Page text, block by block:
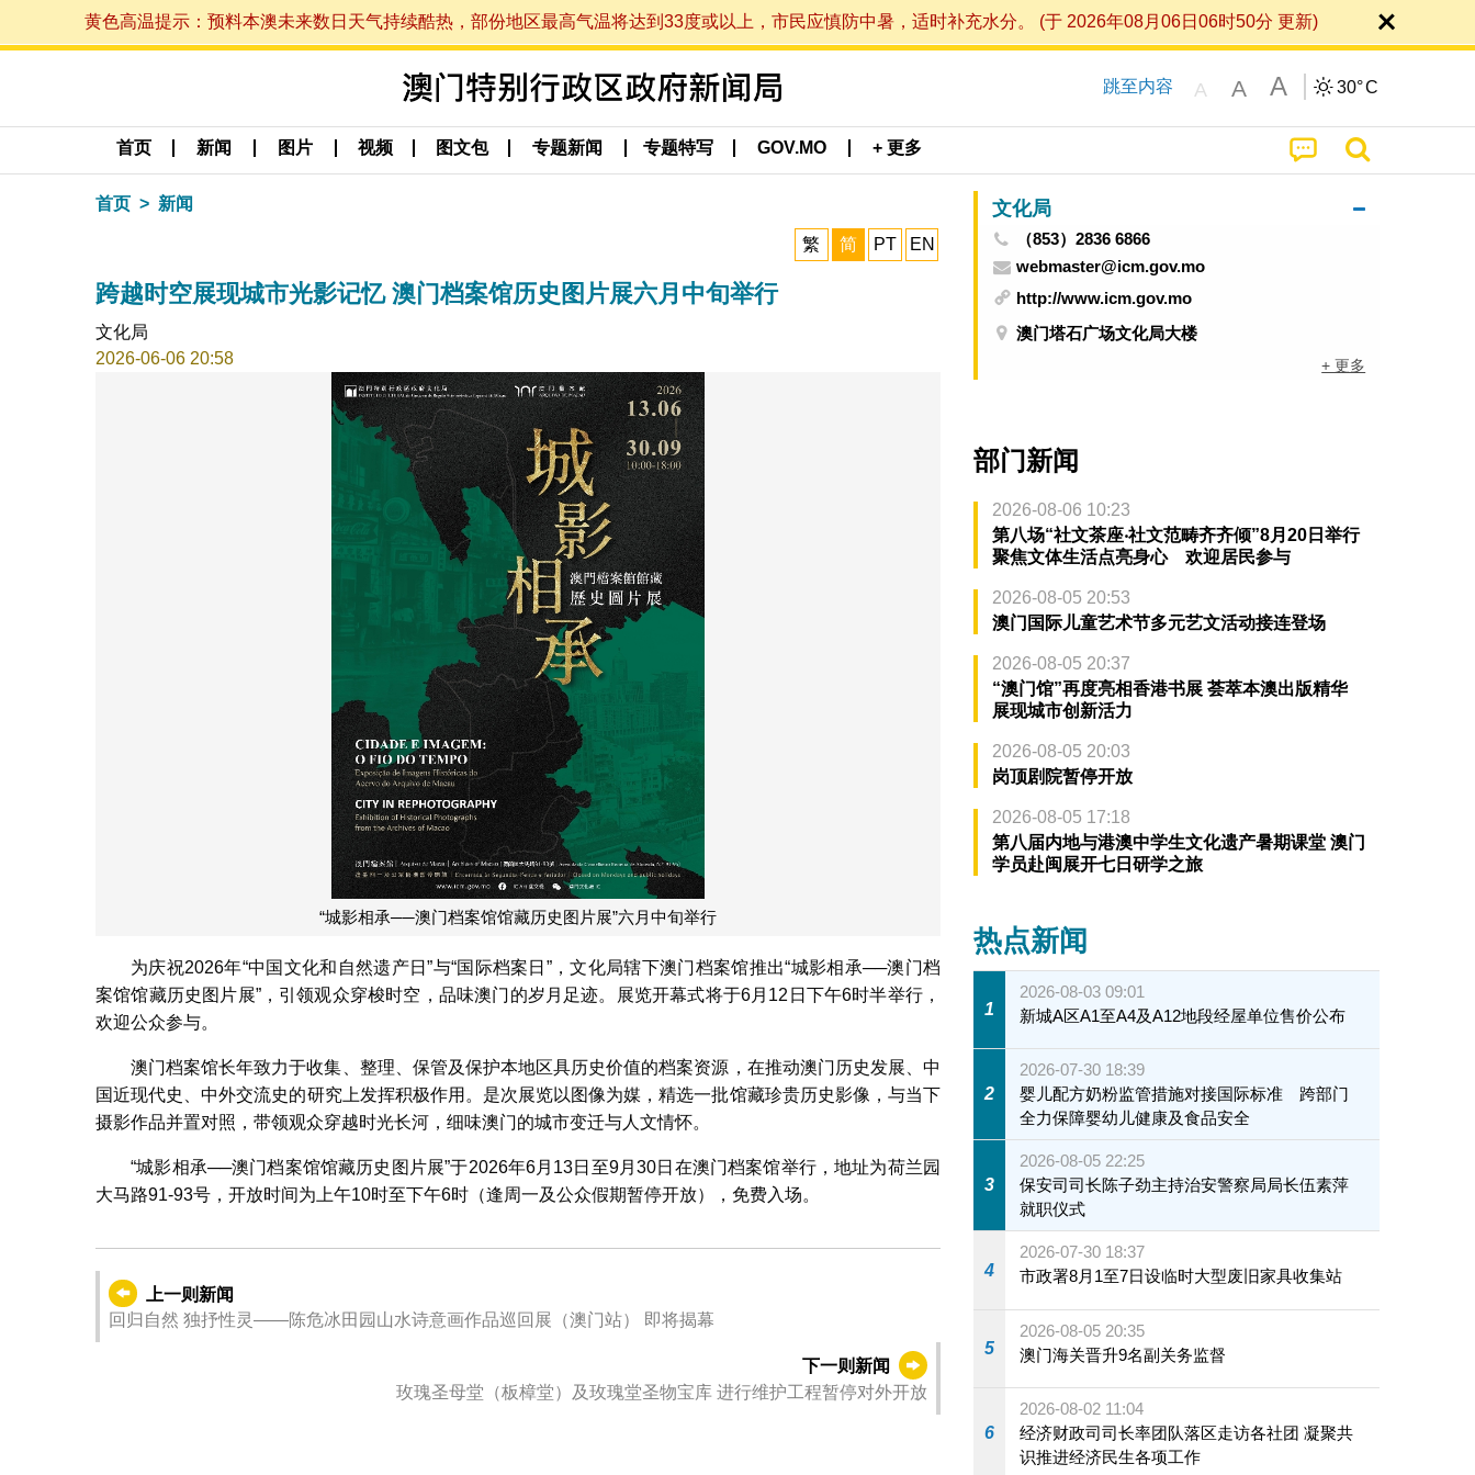
黄色高温提示：预料本澳未来数日天气持续酷热，部份地区最高气温将达到33度或以上，市民应慎防中暑，适时补充水分。 (于 2026年08月06日06时50分 更新)
跳至内容 A A A 30°C
首页 新闻 图片 视频 图文包 专题新闻 专题特写 GOV.MO + 更多
首页 新闻
繁 简 PT EN
跨越时空展现城市光影记忆 澳门档案馆历史图片展六月中旬举行
文化局
2026-06-06 20:58
“城影相承──澳门档案馆馆藏历史图片展”六月中旬举行
为庆祝2026年“中国文化和自然遗产日”与“国际档案日”，文化局辖下澳门档案馆推出“城影相承──澳门档
案馆馆藏历史图片展”，引领观众穿梭时空，品味澳门的岁月足迹。展览开幕式将于6月12日下午6时半举行，
欢迎公众参与。
澳门档案馆长年致力于收集、整理、保管及保护本地区具历史价值的档案资源，在推动澳门历史发展、中
国近现代史、中外交流史的研究上发挥积极作用。是次展览以图像为媒，精选一批馆藏珍贵历史影像，与当下
摄影作品并置对照，带领观众穿越时光长河，细味澳门的城市变迁与人文情怀。
“城影相承──澳门档案馆馆藏历史图片展”于2026年6月13日至9月30日在澳门档案馆举行，地址为荷兰园
大马路91-93号，开放时间为上午10时至下午6时（逢周一及公众假期暂停开放），免费入场。
上一则新闻
回归自然 独抒性灵——陈危冰田园山水诗意画作品巡回展（澳门站） 即将揭幕
下一则新闻
玫瑰圣母堂（板樟堂）及玫瑰堂圣物宝库 进行维护工程暂停对外开放
文化局
（853）2836 6866
webmaster@icm.gov.mo
http://www.icm.gov.mo
澳门塔石广场文化局大楼
+ 更多
部门新闻
2026-08-06 10:23
第八场“社文茶座‧社文范畴齐齐倾”8月20日举行
聚焦文体生活点亮身心 欢迎居民参与
2026-08-05 20:53
澳门国际儿童艺术节多元艺文活动接连登场
2026-08-05 20:37
“澳门馆”再度亮相香港书展 荟萃本澳出版精华
展现城市创新活力
2026-08-05 20:03
岗顶剧院暂停开放
2026-08-05 17:18
第八届内地与港澳中学生文化遗产暑期课堂 澳门
学员赴闽展开七日研学之旅
热点新闻
1
2026-08-03 09:01
新城A区A1至A4及A12地段经屋单位售价公布
2
2026-07-30 18:39
婴儿配方奶粉监管措施对接国际标准 跨部门
全力保障婴幼儿健康及食品安全
3
2026-08-05 22:25
保安司司长陈子劲主持治安警察局局长伍素萍
就职仪式
4
2026-07-30 18:37
市政署8月1至7日设临时大型废旧家具收集站
5
2026-08-05 20:35
澳门海关晋升9名副关务监督
6
2026-08-02 11:04
经济财政司司长率团队落区走访各社团 凝聚共
识推进经济民生各项工作